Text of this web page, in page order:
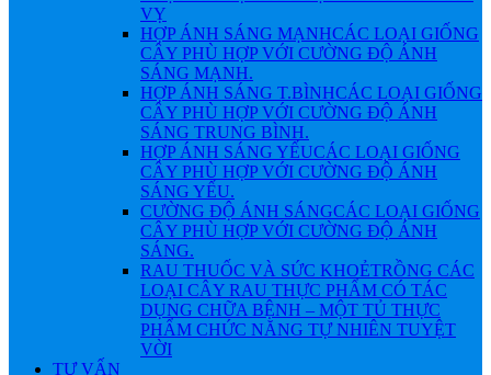
VỴ
HỢP ÁNH SÁNG MẠNHCÁC LOẠI GIỐNG
CÂY PHÙ HỢP VỚI CƯỜNG ĐỘ ÁNH
SÁNG MẠNH.
HỢP ÁNH SÁNG T.BÌNHCÁC LOẠI GIỐNG
CÂY PHÙ HỢP VỚI CƯỜNG ĐỘ ÁNH
SÁNG TRUNG BÌNH.
HỢP ÁNH SÁNG YẾUCÁC LOẠI GIỐNG
CÂY PHÙ HỢP VỚI CƯỜNG ĐỘ ÁNH
SÁNG YẾU.
CƯỜNG ĐỘ ÁNH SÁNGCÁC LOẠI GIỐNG
CÂY PHÙ HỢP VỚI CƯỜNG ĐỘ ÁNH
SÁNG.
RAU THUỐC VÀ SỨC KHOẺTRỒNG CÁC
LOẠI CÂY RAU THỰC PHẨM CÓ TÁC
DỤNG CHỮA BỆNH – MỘT TỦ THỰC
PHẨM CHỨC NĂNG TỰ NHIÊN TUYỆT
VỜI
TƯ VẤN